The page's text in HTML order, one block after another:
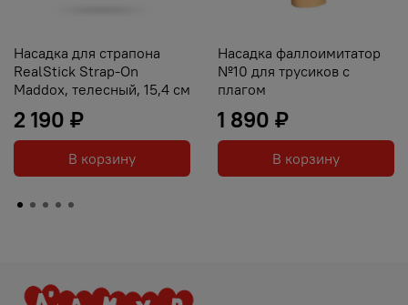
Насадка для страпона
RealStick Strap-On
Maddox, телесный, 15,4 см
2 190 ₽
В корзину
Насадка фаллоимитатор
№10 для трусиков с
плагом
1 890 ₽
В корзину